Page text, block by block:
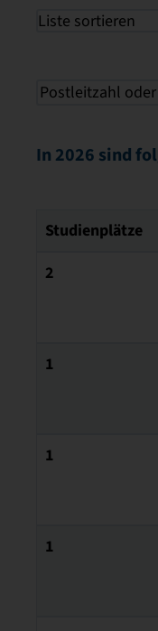
Liste sortieren
In 2026 sind
Studienplätze
2
1
1
1